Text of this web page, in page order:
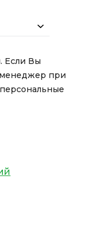
Если Вы
при